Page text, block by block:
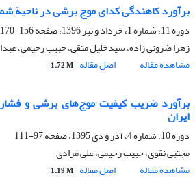
برآورد کاهندگی کدای موج برشی در ناحیة
دوره 11، شماره 1، خرداد و تیر 1396، صفحه
156-170
زهرا ضرونی زاده، سیدخلیل متقی، حبیب رحیمی،
مشاهده مقاله
اصل مقاله 1.72 M
برآورد ضریب کیفیت موج‌های برشی و
ایران
دوره 10، شماره 4، آذر و دی 1395، صفحه
97-111
مجتبی نقوی، حبیب رحیمی، علی مرادی
مشاهده مقاله
اصل مقاله 1.19 M